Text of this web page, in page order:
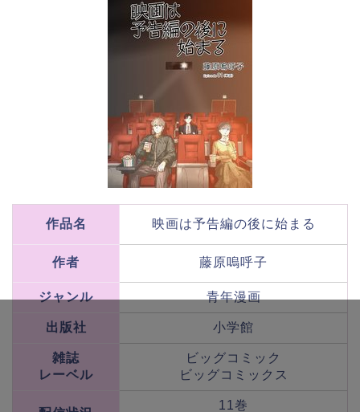
作品名 映画は予告編の後に始まる
作者 藤原嗚呼子
ジャンル 青年漫画
出版社 小学館
雑誌
レーベル
ビッグコミック
ビッグコミックス
11巻